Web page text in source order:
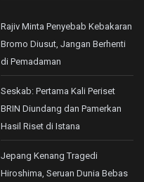
Rajiv Minta Penyebab Kebakaran
Bromo Diusut, Jangan Berhenti
di Pemadaman
Seskab: Pertama Kali Periset
BRIN Diundang dan Pamerkan
Hasil Riset di Istana
Jepang Kenang Tragedi
Hiroshima, Seruan Dunia Bebas